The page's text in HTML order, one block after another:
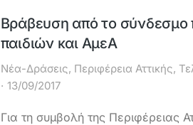
Βράβευση από το σύνδεσμο
παιδιών και ΑμεΑ
Νέα-Δράσεις, Περιφέρεια Αττικής,
13/09/2017
Για τη συμβολή της Περιφέρειας